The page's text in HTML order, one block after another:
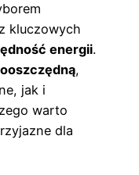
kluczowych
energii.
,
jak i
warto
dla